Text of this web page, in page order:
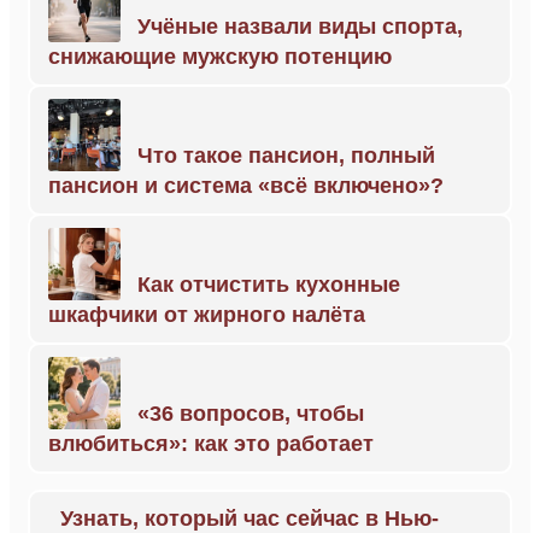
Учёные назвали виды спорта,
снижающие мужскую потенцию
Что такое пансион, полный
пансион и система «всё включено»?
Как отчистить кухонные
шкафчики от жирного налёта
«36 вопросов, чтобы
влюбиться»: как это работает
Узнать, который час сейчас в Нью-